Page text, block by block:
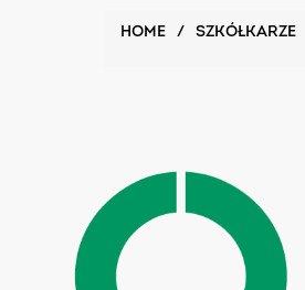
HOME / SZKÓŁKARZE